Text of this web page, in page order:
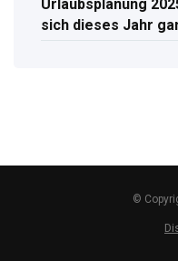
Urlaubsplanung
sich dieses Jahr
©